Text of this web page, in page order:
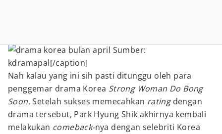
Sumber:
kdramapal[/caption]
Nah kalau yang ini sih pasti ditunggu oleh para
penggemar drama Korea Strong Woman Do Bong
Soon.Setelah sukses memecahkan ratingdengan
drama tersebut, Park Hyung Shik akhirnya kembali
melakukan comeback-nya dengan selebriti Korea